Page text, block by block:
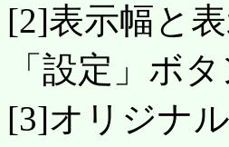
[2]表示幅と
「設定」ボ
[3]オリジナ